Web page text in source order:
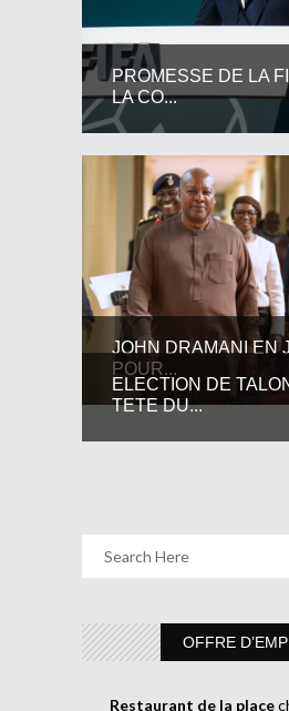
PROMESSE DE LA
LA CO...
JOHN DRAMANI EN
POUR...
ELECTION DE
TETE DU...
OFFRE
Restaurant de la place